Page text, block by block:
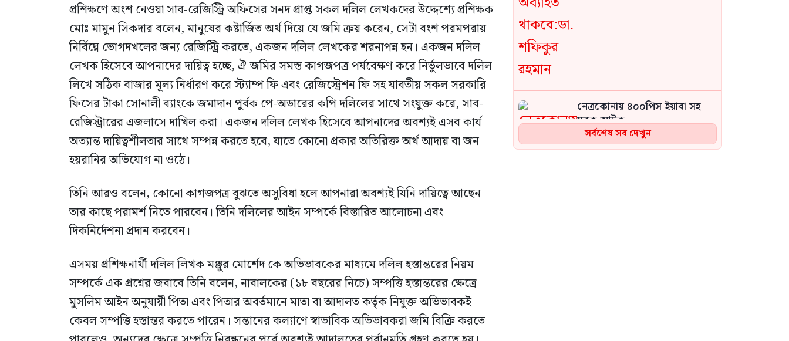
প্রশিক্ষণে অংশ নেওয়া সাব-রেজিস্ট্রি অফিসের সনদ প্রাপ্ত সকল দলিল লেখকদের উদ্দেশ্যে প্রশিক্ষক
মোঃ মামুন সিকদার বলেন, মানুষের কষ্টার্জিত অর্থ দিয়ে যে জমি ক্রয় করেন, সেটা বংশ পরমপরায়
নির্বিঘ্নে ভোগদখলের জন্য রেজিস্ট্রি করতে, একজন দলিল লেখকের শরনাপন্ন হন। একজন দলিল
লেখক হিসেবে আপনাদের দায়িত্ব হচ্ছে, ঐ জমির সমস্ত কাগজপত্র পর্যবেক্ষণ করে নির্ভুলভাবে দলিল
লিখে সঠিক বাজার মূল‍্য নির্ধারণ করে স্ট‍্যাম্প ফি এবং রেজিস্ট্রেশন ফি সহ যাবতীয় সকল সরকারি
ফিসের টাকা সোনালী ব‍্যাংকে জমাদান পুর্বক পে-অডারের কপি দলিলের সাথে সংযুক্ত করে, সাব-
রেজিস্ট্রারের এজলাসে দাখিল করা। একজন দলিল লেখক হিসেবে আপনাদের অবশ্যই এসব কার্য
অত‍্যান্ত দায়িত্বশীলতার সাথে সম্পন্ন করতে হবে, যাতে কোনো প্রকার অতিরিক্ত অর্থ আদায় বা জন
হয়রানির অভিযোগ না ওঠে।
তিনি আরও বলেন, কোনো কাগজপত্র বুঝতে অসুবিধা হলে আপনারা অবশ্যই যিনি দায়িত্বে আছেন
তার কাছে পরামর্শ নিতে পারবেন। তিনি দলিলের আইন সম্পর্কে বিস্তারিত আলোচনা এবং
দিকনির্দেশনা প্রদান করবেন।
এসময় প্রশিক্ষনার্থী দলিল লিখক মঞ্জুর মোর্শেদ কে অভিভাবকের মাধ্যমে দলিল হস্তান্তরের নিয়ম
সম্পর্কে এক প্রশ্নের জবাবে তিনি বলেন, নাবালকের (১৮ বছরের নিচে) সম্পত্তি হস্তান্তরের ক্ষেত্রে
মুসলিম আইন অনুযায়ী পিতা এবং পিতার অবর্তমানে মাতা বা আদালত কর্তৃক নিযুক্ত অভিভাবকই
কেবল সম্পত্তি হস্তান্তর করতে পারেন। সন্তানের কল্যাণে স্বাভাবিক অভিভাবকরা জমি বিক্রি করতে
নেত্রকোনায় ৪০০পিস ইয়াবা সহ
যুবক আটক
সর্বশেষ সব দেখুন